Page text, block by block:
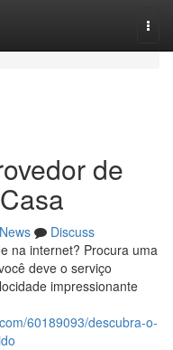
de
News
Discuss
na internet? Procura uma
deve o serviço
impressionante
60189093/descubra-o-